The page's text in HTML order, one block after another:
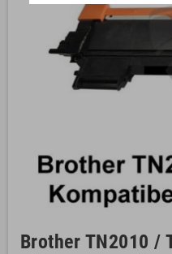
Brother TN2010 /